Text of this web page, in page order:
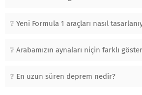
Yeni Formula 1 araçları nasıl
Arabamızın aynaları niçin farklı
En uzun süren deprem nedir?